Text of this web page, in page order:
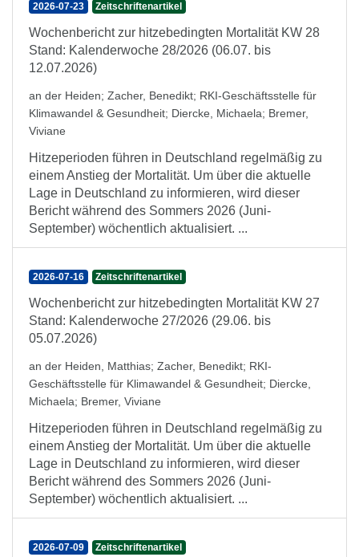
2026-07-23 Zeitschriftenartikel
Wochenbericht zur hitzebedingten Mortalität KW 28
Stand: Kalenderwoche 28/2026 (06.07. bis
12.07.2026)
an der Heiden; Zacher, Benedikt; RKI-Geschäftsstelle für
Klimawandel & Gesundheit; Diercke, Michaela; Bremer,
Viviane
Hitzeperioden führen in Deutschland regelmäßig zu
einem Anstieg der Mortalität. Um über die aktuelle
Lage in Deutschland zu informieren, wird dieser
Bericht während des Sommers 2026 (Juni-
September) wöchentlich aktualisiert. ...
2026-07-16 Zeitschriftenartikel
Wochenbericht zur hitzebedingten Mortalität KW 27
Stand: Kalenderwoche 27/2026 (29.06. bis
05.07.2026)
an der Heiden, Matthias; Zacher, Benedikt; RKI-
Geschäftsstelle für Klimawandel & Gesundheit; Diercke,
Michaela; Bremer, Viviane
Hitzeperioden führen in Deutschland regelmäßig zu
einem Anstieg der Mortalität. Um über die aktuelle
Lage in Deutschland zu informieren, wird dieser
Bericht während des Sommers 2026 (Juni-
September) wöchentlich aktualisiert. ...
2026-07-09 Zeitschriftenartikel